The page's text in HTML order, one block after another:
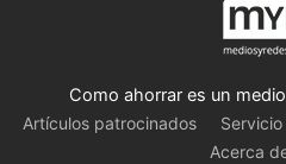
Como ahorrar es un
Artículos patrocinados
Acerca